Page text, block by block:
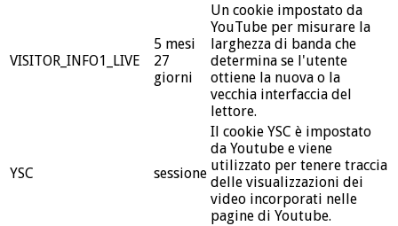
VISITOR_INFO1_LIVE
5 mesi
27
giorni
Un cookie impostato da
YouTube per misurare la
larghezza di banda che
determina se l'utente
ottiene la nuova o la
vecchia interfaccia del
lettore.
YSC sessione
Il cookie YSC è impostato
da Youtube e viene
utilizzato per tenere traccia
delle visualizzazioni dei
video incorporati nelle
pagine di Youtube.